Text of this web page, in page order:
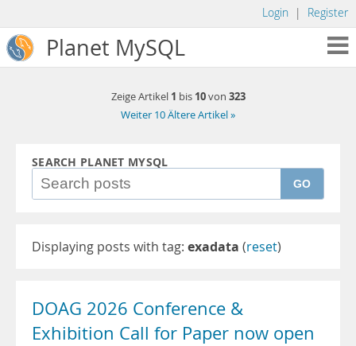
Login | Register
Planet MySQL
Zeige Artikel 1 bis 10von 323
Weiter 10 Ältere Artikel »
SEARCH PLANET MYSQL
GO
Displaying posts with tag: exadata (reset)
DOAG 2026 Conference &
Exhibition Call for Paper now open